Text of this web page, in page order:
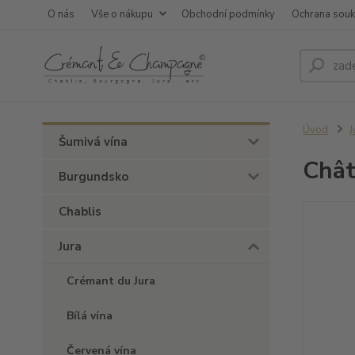
O nás Vše o nákupu Obchodní podmínky Ochrana
Šumivá vína
Burgundsko
Chablis
Jura
Crémant du Jura
Bílá vína
Červená vína
Úvod